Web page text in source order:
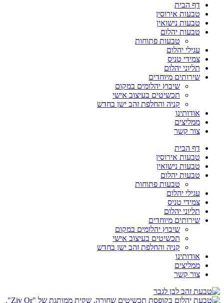
דף הבית
טבעות אירוסין
טבעות נישואין
טבעות יהלום
טבעות פתוחות
עגילי יהלום
צמידי טניס
תליוני יהלום
שירותים מיוחדים
שיבוץ יהלומים במקום
תכשיטים בעיצוב אישי
קניה והחלפת זהב ישן בחדש
אודותינו
ממליצים
צור קשר
דף הבית
טבעות אירוסין
טבעות נישואין
טבעות יהלום
טבעות פתוחות
עגילי יהלום
צמידי טניס
תליוני יהלום
שירותים מיוחדים
שיבוץ יהלומים במקום
תכשיטים בעיצוב אישי
קניה והחלפת זהב ישן בחדש
אודותינו
ממליצים
צור קשר